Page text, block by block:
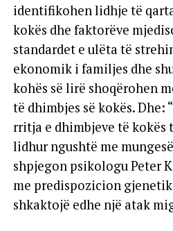
identifikohen lidhje të
kokës dhe faktorëve
standardet e ulëta të
ekonomik i familjes dhe
kohës së lirë shoqërohen
të dhimbjes së kokës. Dhe:
rritja e dhimbjeve të kokës
lidhur ngushtë me
shpjegon psikologu Peter
me predispozicion
shkaktojë edhe një atak